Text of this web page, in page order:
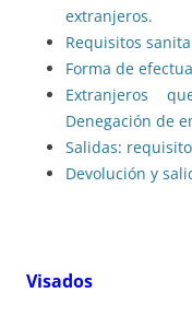
extranjeros.
Requisitos
Forma de
Extranjeros
Denegación de
Salidas:
Devolución y
Visados